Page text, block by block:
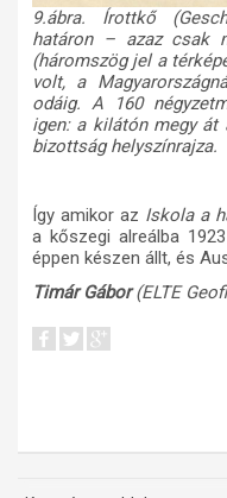
9.ábra. Írottkő
határon – azaz csak
(háromszög jel a
volt, a
odáig. A 160
igen: a kilátón megy át
bizottság helyszínrajza.
Így amikor az Iskola a
a kőszegi alreálba
éppen készen állt, és
Timár Gábor(ELTE